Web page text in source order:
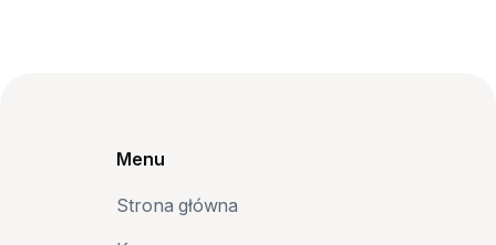
Menu
Strona główna